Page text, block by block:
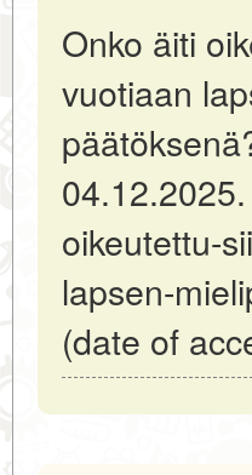
Onko äiti
vuotiaan
oikeutettu-
lapsen-
(date of